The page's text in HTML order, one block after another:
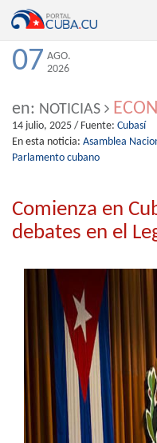
07 AGO.
2026
en: NOTICIAS
14 julio, 2025 / Fuente: Cubasí
En esta noticia: Asamblea
Parlamento cubano
Comienza en
debates en el